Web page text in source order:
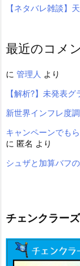
【ネタバレ雑談】
最近のコメ
に 管理人 より
【解析?】未発表
新世界インフレ度
キャンペーンでも
に 匿名 より
シュザと加算バフ
チェンクラー